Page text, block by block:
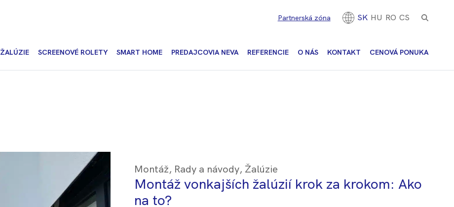
Partnerská zóna SK HU RO CS
SCREENOVÉ ROLETY SMART HOME PREDAJCOVIA NEVA REFERENCIE O NÁS KONTAKT CENOVÁ PONUKA
Montáž, Rady a návody, Žalúzie
Montáž vonkajších žalúzií krok za krokom: Ako
na to?